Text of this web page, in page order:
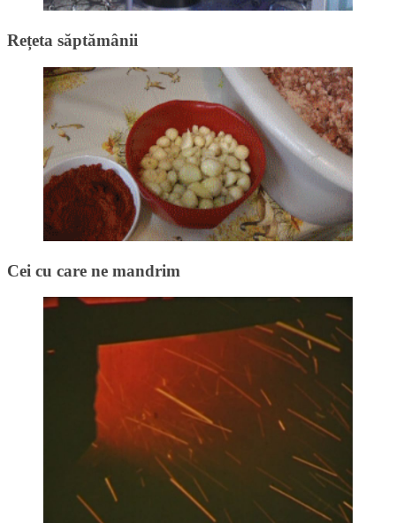
Rețeta săptămânii
Cei cu care ne mandrim